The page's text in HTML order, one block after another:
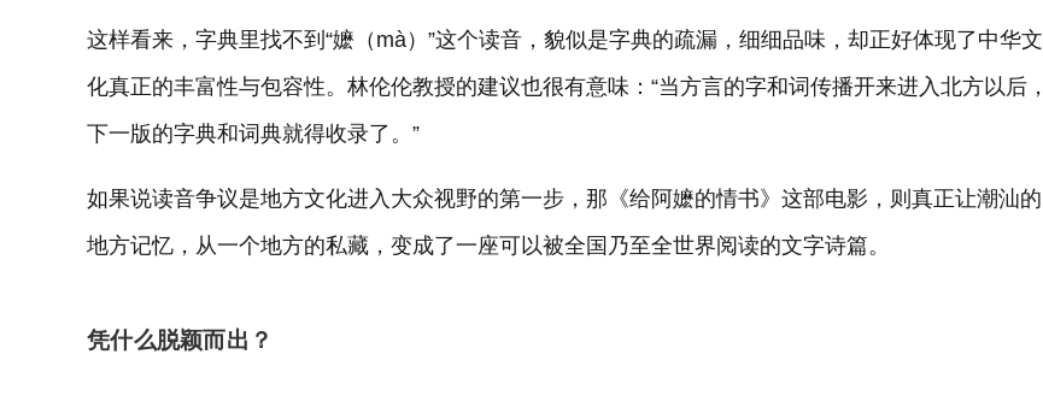
这样看来，字典里找不到“嬷（mà）”这个读音，貌似是字典的疏漏，细细品味，却正好体现了中华文
化真正的丰富性与包容性。林伦伦教授的建议也很有意味：“当方言的字和词传播开来进入北方以后，
下一版的字典和词典就得收录了。”
如果说读音争议是地方文化进入大众视野的第一步，那《给阿嬷的情书》这部电影，则真正让潮汕的
地方记忆，从一个地方的私藏，变成了一座可以被全国乃至全世界阅读的文字诗篇。
凭什么脱颖而出？